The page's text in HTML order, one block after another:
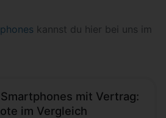
kannst du hier bei uns im
mit Vertrag:
im Vergleich